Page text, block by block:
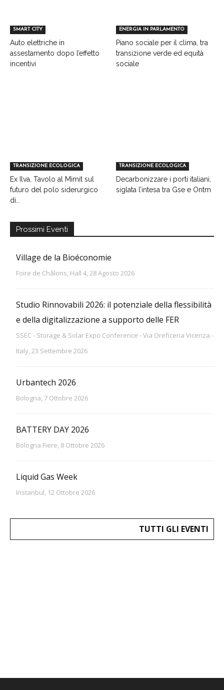
SMART CITY
Auto elettriche in
assestamento dopo l’effetto
incentivi
ENERGIA IN PARLAMENTO
Piano sociale per il clima, tra
transizione verde ed equità
sociale
TRANSIZIONE ECOLOGICA
Ex Ilva, Tavolo al Mimit sul
futuro del polo siderurgico
di...
TRANSIZIONE ECOLOGICA
Decarbonizzare i porti italiani,
siglata l’intesa tra Gse e Ontm
Prossimi Eventi
Village de la Bioéconomie
Foire de Châlons, Hall 4, 28 Agosto 2026
Studio Rinnovabili 2026: il potenziale della flessibilità
e della digitalizzazione a supporto delle FER
SSEC - Storage & Solar Expo Conference - Via Oreficeria Vicenza -
Italy, 23 Settembre 2026
Urbantech 2026
Bologna, 7 Ottobre 2026
BATTERY DAY 2026
Bologna Fiere, 8 Ottobre 2026
Liquid Gas Week
Instanbul, 12 Ottobre 2026
TUTTI GLI EVENTI